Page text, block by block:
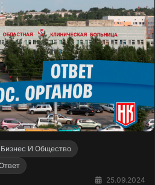
Бизнес И Общество
25.09.2024